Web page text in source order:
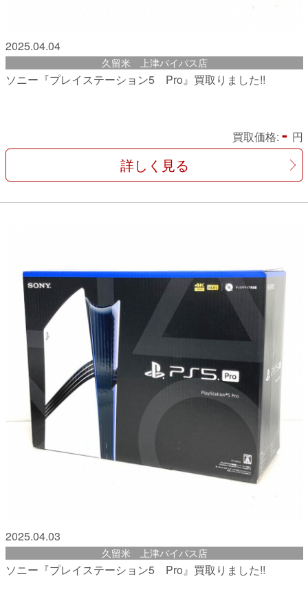
2025.04.04
久留米 上津バイパス店
ソニー『プレイステーション5 Pro』買取りました!!
買取価格: - 円
詳しく見る
2025.04.03
久留米 上津バイパス店
ソニー『プレイステーション5 Pro』買取りました!!